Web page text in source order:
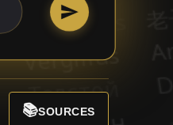
📚SOURCES